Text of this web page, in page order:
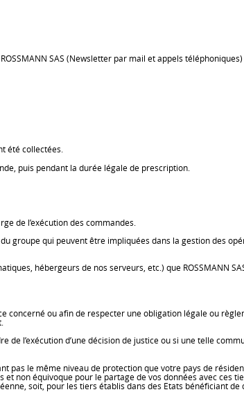
SAS (Newsletter par mail et appels téléphoniques)
été collectées.
puis pendant la durée légale de prescription.
de l’exécution des commandes.
groupe qui peuvent être impliquées dans la gestion des
hébergeurs de nos serveurs, etc.) que ROSSMANN
concerné ou afin de respecter une obligation légale ou
de l’exécution d’une décision de justice ou si une telle
pas le même niveau de protection que votre pays de
non équivoque pour le partage de vos données avec ces
soit, pour les tiers établis dans des Etats bénéficiant de